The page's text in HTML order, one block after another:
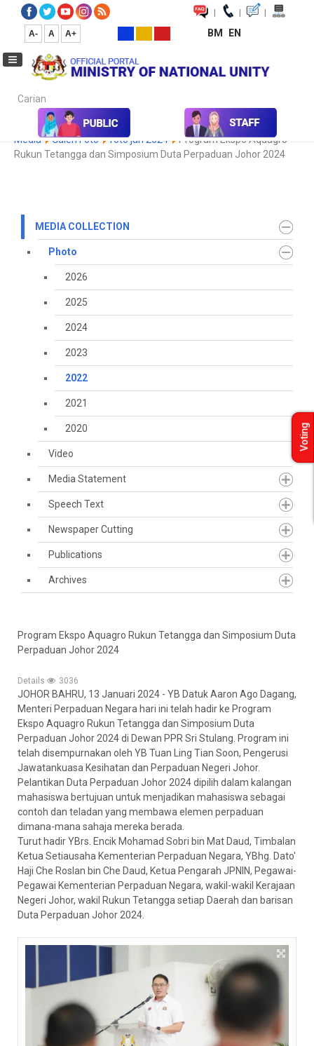
| | |
A- A A+ BM EN
Carian...
Media Media Collection Photo 2022
Koleksi
Media
Galeri Foto foto jan 2024
Program Ekspo Aquagro
Rukun Tetangga dan Simposium Duta Perpaduan Johor 2024
MEDIA COLLECTION
Photo
2026
2025
2024
2023
2022
2021
2020
Video
Media Statement
Speech Text
Newspaper Cutting
Publications
Archives
Program Ekspo Aquagro Rukun Tetangga dan Simposium Duta
Perpaduan Johor 2024
Details 3036
JOHOR BAHRU, 13 Januari 2024 - YB Datuk Aaron Ago Dagang,
Menteri Perpaduan Negara hari ini telah hadir ke Program
Ekspo Aquagro Rukun Tetangga dan Simposium Duta
Perpaduan Johor 2024 di Dewan PPR Sri Stulang. Program ini
telah disempurnakan oleh YB Tuan Ling Tian Soon, Pengerusi
Jawatankuasa Kesihatan dan Perpaduan Negeri Johor.
Pelantikan Duta Perpaduan Johor 2024 dipilih dalam kalangan
mahasiswa bertujuan untuk menjadikan mahasiswa sebagai
contoh dan teladan yang membawa elemen perpaduan
dimana-mana sahaja mereka berada.
Turut hadir YBrs. Encik Mohamad Sobri bin Mat Daud, Timbalan
Ketua Setiausaha Kementerian Perpaduan Negara, YBhg. Dato'
Haji Che Roslan bin Che Daud, Ketua Pengarah JPNIN, Pegawai-
Pegawai Kementerian Perpaduan Negara, wakil-wakil Kerajaan
Negeri Johor, wakil Rukun Tetangga setiap Daerah dan barisan
Duta Perpaduan Johor 2024.
Voting